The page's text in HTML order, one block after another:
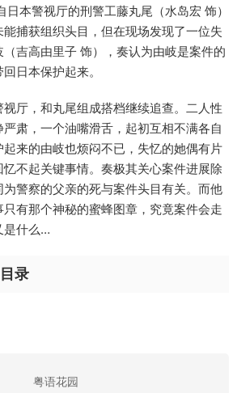
日本警视厅的刑警工藤丸尾（水岛宏 饰）
捕获组织头目，但在现场发现了一位失
吉高由里子 饰），奏认为由岐是案件的
日本保护起来。
厅，和丸尾组成搭档继续追查。二人性
肃，一个油嘴滑舌，起初互相不满各自
来的由岐也烦闷不已，失忆的她偶有片
不起关键事情。奏极其关心案件进展除
警察的父亲的死与案件头目有关。而他
有那个神秘的蜜蜂图章，究竟案件会走
是什么…
录
粤语花园